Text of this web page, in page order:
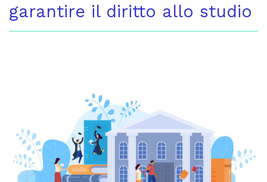
garantire il diritto allo studio